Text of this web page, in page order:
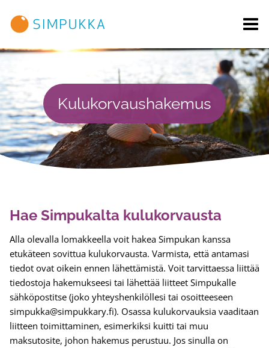
sisältöön
Kulukorvaushakemus
Hae Simpukalta kulukorvausta
Alla olevalla lomakkeella voit hakea Simpukan kanssa
etukäteen sovittua kulukorvausta. Varmista, että antamasi
tiedot ovat oikein ennen lähettämistä. Voit tarvittaessa liittää
tiedostoja hakemukseesi tai lähettää liitteet Simpukalle
sähköpostitse (joko yhteyshenkilöllesi tai osoitteeseen
simpukka@simpukkary.fi). Osassa kulukorvauksia vaaditaan
liitteen toimittaminen, esimerkiksi kuitti tai muu
maksutosite, johon hakemus perustuu. Jos sinulla on